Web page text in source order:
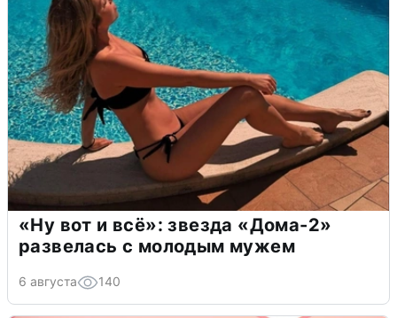
«Ну вот и всё»: звезда «Дома-2»
развелась с молодым мужем
6 августа 140